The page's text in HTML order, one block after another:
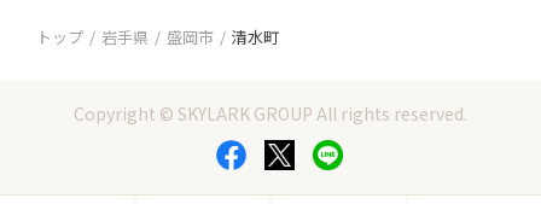
トップ 岩手県 盛岡市 清水町
Copyright © SKYLARK GROUP All rights reserved.